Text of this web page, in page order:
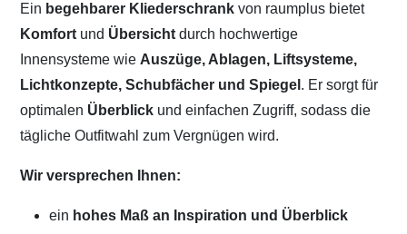
Ein begehbarer Kliederschrankvon raumplus bietet
Komfort und Übersicht durch hochwertige
Innensysteme wie Auszüge, Ablagen, Liftsysteme,
Lichtkonzepte, Schubfächer und Spiegel . Er sorgt für
optimalen Überblick und einfachen Zugriff, sodass die
tägliche Outfitwahl zum Vergnügen wird.
Wir versprechen Ihnen:
ein hohes Maß an Inspiration und Überblick